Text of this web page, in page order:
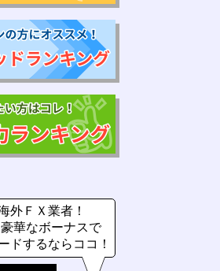
外ＦＸ業者！
華なボーナスで
ドするならココ！